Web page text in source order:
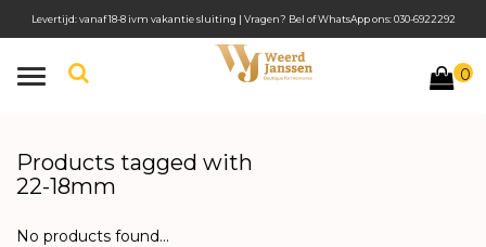
Toggle
0
Levertijd: vanaf 18-8 ivm vakantie sluiting | Vragen? Bel of WhatsApp ons: 030-6922292
Products tagged with
22-18mm
No products found...